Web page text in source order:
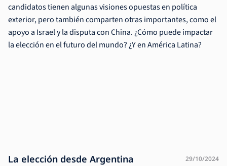
candidatos tienen algunas visiones opuestas en política
exterior, pero también comparten otras importantes, como el
apoyo a Israel y la disputa con China. ¿Cómo puede impactar
la elección en el futuro del mundo? ¿Y en América Latina?
La elección desde Argentina 29/10/2024